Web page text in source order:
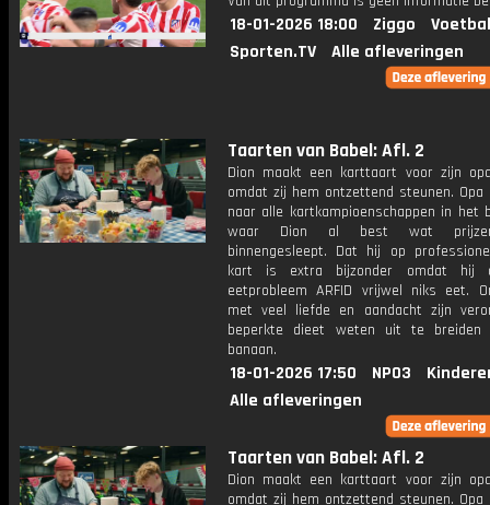
18-01-2026 18:00 Ziggo
Sporten.TV
Alle afleveringen
Taarten van Babel: Afl. 2
Dion maakt een karttaart voor zijn
omdat zij hem ontzettend steunen. Opa
naar alle kartkampioenschappen in het
waar Dion al best wat
binnengesleept. Dat hij op
kart is extra bijzonder omdat hij
eetprobleem ARFID vrijwel niks eet.
met veel liefde en aandacht zijn
beperkte dieet weten uit te breiden
banaan.
18-01-2026 17:50 NPO3
Alle afleveringen
Taarten van Babel: Afl. 2
Dion maakt een karttaart voor zijn
omdat zij hem ontzettend steunen. Opa